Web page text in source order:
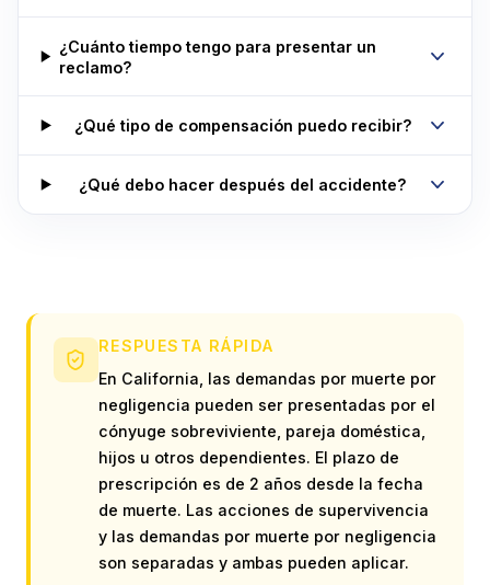
¿Cuánto tiempo tengo para presentar un
reclamo?
¿Qué tipo de compensación puedo recibir?
¿Qué debo hacer después del accidente?
RESPUESTA RÁPIDA
En California, las demandas por muerte por
negligencia pueden ser presentadas por el
cónyuge sobreviviente, pareja doméstica,
hijos u otros dependientes. El plazo de
prescripción es de 2 años desde la fecha
de muerte. Las acciones de supervivencia
y las demandas por muerte por negligencia
son separadas y ambas pueden aplicar.